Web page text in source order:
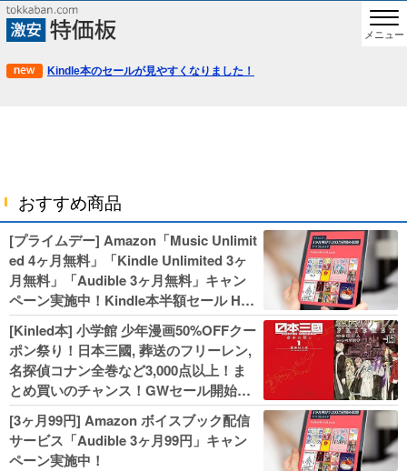
メニュー
Kindle本のセールが見やすくなりました！
おすすめ商品
[プライムデー] Amazon「Music Unlimit
ed 4ヶ月無料」「Kindle Unlimited 3ヶ
月無料」「Audible 3ヶ月無料」キャン
ペーン実施中！Kindle本半額セール HU
NTER×HUNTERなど集英社、無職転生,
幼女戦記などKADOKAWA、キャプテン
翼100円セールも！
[Kinled本] 小学館 少年漫画50%OFFクー
ポン祭り！日本三國, 葬送のフリーレン,
名探偵コナン全巻など3,000点以上！ま
とめ買いのチャンス！GWセール開始！
人気コミック多数 カドカワ祭やIT関連本
がセールに！
[3ヶ月99円] Amazon ボイスブック配信
サービス「Audible 3ヶ月99円」キャン
ペーン実施中！